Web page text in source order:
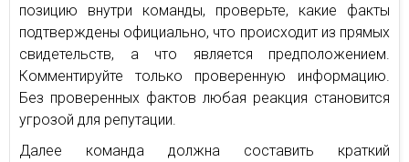
позицию внутри команды, проверьте, какие факты
подтверждены официально, что происходит из прямых
свидетельств, а что является предположением.
Комментируйте только проверенную информацию.
Без проверенных фактов любая реакция становится
угрозой для репутации.
Далее команда должна составить краткий